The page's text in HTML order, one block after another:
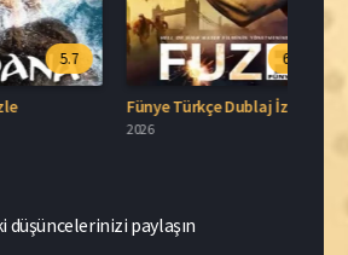
5.7 6.2
Fünye Türkçe Dublaj İzle
düşüncelerinizi paylaşın